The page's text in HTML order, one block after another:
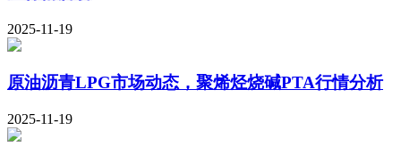
2025-11-19
原油沥青LPG市场动态，聚烯烃烧碱PTA行情分析
2025-11-19